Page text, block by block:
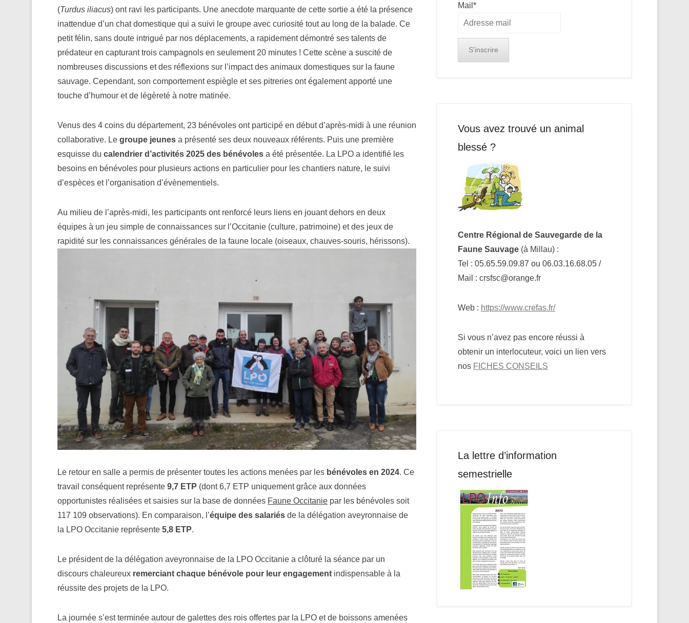
(Turdus iliacus) ont ravi les participants. Une anecdote marquante de cette sortie a été la présence
inattendue d’un chat domestique qui a suivi le groupe avec curiosité tout au long de la balade. Ce
petit félin, sans doute intrigué par nos déplacements, a rapidement démontré ses talents de
prédateur en capturant trois campagnols en seulement 20 minutes ! Cette scène a suscité de
nombreuses discussions et des réflexions sur l’impact des animaux domestiques sur la faune
sauvage. Cependant, son comportement espiègle et ses pitreries ont également apporté une
touche d’humour et de légèreté à notre matinée.
Venus des 4 coins du département, 23 bénévoles ont participé en début d’après-midi à une réunion
collaborative. Le groupe jeunes a présenté ses deux nouveaux référents. Puis une première
esquisse du calendrier d’activités 2025 des bénévoles a été présentée. La LPO a identifié les
besoins en bénévoles pour plusieurs actions en particulier pour les chantiers nature, le suivi
d’espèces et l’organisation d’évènementiels.
Au milieu de l’après-midi, les participants ont renforcé leurs liens en jouant dehors en deux
équipes à un jeu simple de connaissances sur l’Occitanie (culture, patrimoine) et des jeux de
rapidité sur les connaissances générales de la faune locale (oiseaux, chauves-souris, hérissons).
Le retour en salle a permis de présenter toutes les actions menées par les bénévoles en 2024. Ce
travail conséquent représente 9,7 ETP (dont 6,7 ETP uniquement grâce aux données
opportunistes réalisées et saisies sur la base de données Faune Occitanie par les bénévoles soit
117 109 observations). En comparaison, l’équipe des salariés de la délégation aveyronnaise de
la LPO Occitanie représente 5,8 ETP.
Le président de la délégation aveyronnaise de la LPO Occitanie a clôturé la séance par un
discours chaleureux remerciant chaque bénévole pour leur engagement indispensable à la
réussite des projets de la LPO.
La journée s’est terminée autour de galettes des rois offertes par la LPO et de boissons amenées
Mail*
Vous avez trouvé un animal
blessé ?
Centre Régional de Sauvegarde de la
Faune Sauvage (à Millau) :
Tel : 05.65.59.09.87 ou 06.03.16.68.05 /
Mail : crsfsc@orange.fr
Web : https://www.crefas.fr/
Si vous n’avez pas encore réussi à
obtenir un interlocuteur, voici un lien vers
nos FICHES CONSEILS
La lettre d’information
semestrielle